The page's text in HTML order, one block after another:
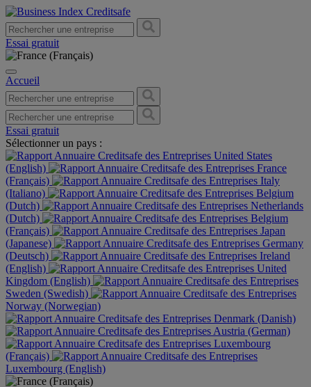
Essai gratuit
Accueil
Essai gratuit
Sélectionner un pays :
United States
(English)
France
(Français)
Italy
(Italiano)
Belgium
(Dutch)
Netherlands
(Dutch)
Belgium
(Français)
Japan
(Japanese)
Germany
(Deutsch)
Ireland
(English)
United
Kingdom (English)
Sweden (Swedish)
Norway (Norwegian)
Denmark (Danish)
Austria (German)
Luxembourg
(Français)
Luxembourg (English)